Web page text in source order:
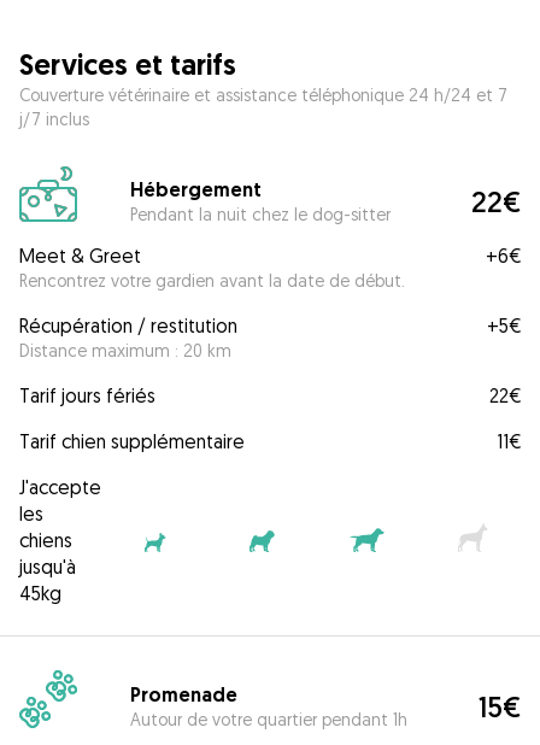
Services et tarifs
Couverture vétérinaire et assistance téléphonique 24 h/24 et 7
j/7 inclus
Hébergement
Pendant la nuit chez le dog-sitter 22€
Meet & Greet
Rencontrez votre gardien avant la date de début.
+6€
Récupération / restitution
Distance maximum : 20 km
+5€
Tarif jours fériés
22€
Tarif chien supplémentaire
11€
J'accepte
les
chiens
jusqu'à
45kg
Promenade
Autour de votre quartier pendant 1h 15€